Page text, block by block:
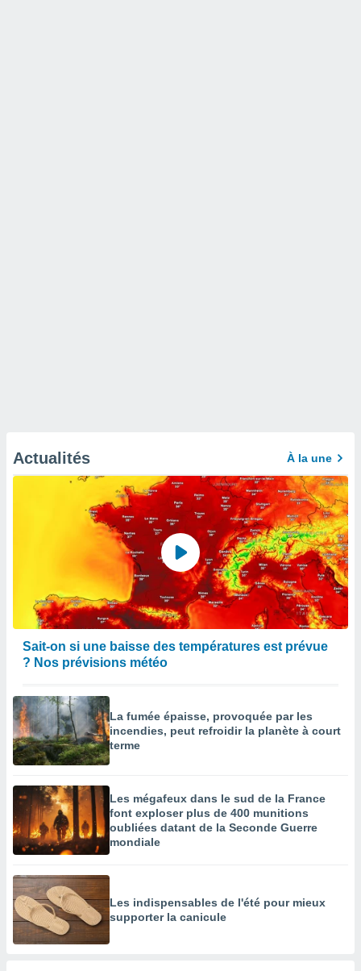
Actualités À la une
Sait-on si une baisse des températures est prévue
? Nos prévisions météo
La fumée épaisse, provoquée par les
incendies, peut refroidir la planète à court
terme
Les mégafeux dans le sud de la France
font exploser plus de 400 munitions
oubliées datant de la Seconde Guerre
mondiale
Les indispensables de l'été pour mieux
supporter la canicule